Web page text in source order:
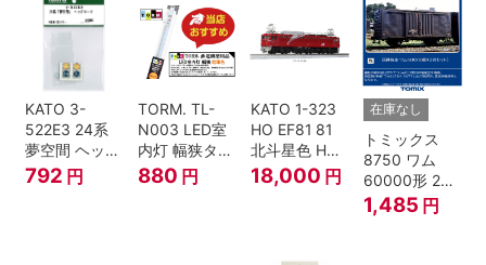
KATO 3-
522E3 24系
夢空間 ヘッド
マーク 4種各1
792 円
TORM. TL-
N003 LED室
内灯 幅狭タイ
プ・電球色 1
本 鉄道模型
880 円
KATO 1-323
HO EF81 81
北斗星色 HO
ゲージ
18,000 円
在庫なし
トミックス
8750 ワム
60000形 2両
セット Nゲー
ジ
1,485 円